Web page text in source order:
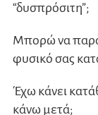
“δυσπρόσιτη”;
Μπορώ να
φυσικό σας
Έχω κάνει
κάνω μετά;